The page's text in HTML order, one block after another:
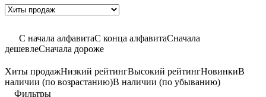
C начала алфавитаС конца алфавитаСначала
дешевлеСначала дороже
Хиты продажНизкий рейтингВысокий рейтингНовинкиВ
наличии (по возрастанию)В наличии (по убыванию)
Фильтры